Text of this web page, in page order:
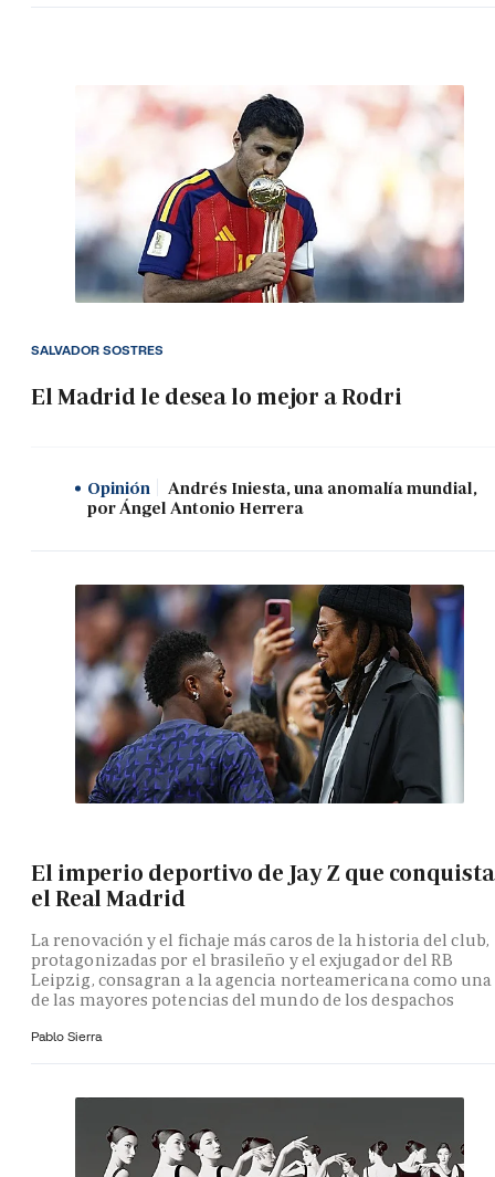
El Madrid le desea lo mejor a Rodri
SALVADOR SOSTRES
Opinión
Andrés Iniesta, una anomalía mundial,
por Ángel Antonio Herrera
El imperio deportivo de Jay Z que conquista
el Real Madrid
La renovación y el fichaje más caros de la historia del club,
protagonizadas por el brasileño y el exjugador del RB
Leipzig, consagran a la agencia norteamericana como una
de las mayores potencias del mundo de los despachos
Pablo Sierra